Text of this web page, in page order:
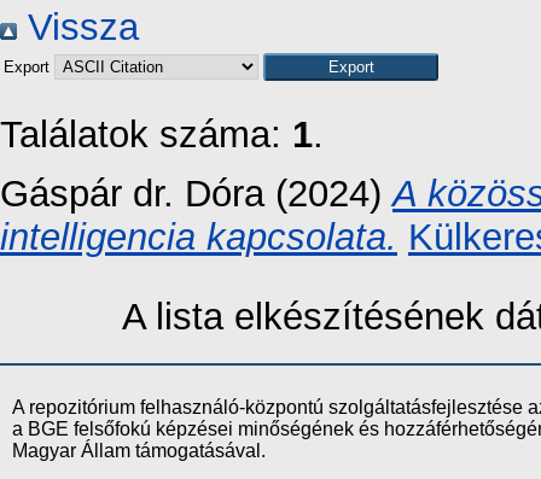
Vissza
Export
Találatok száma: 1.
Gáspár dr. Dóra (2024)A
intelligencia kapcsolata.
A lista elkészítésének
A repozitórium felhasználó-központú szolgáltatásfejlesztése
a BGE felsőfokú képzései minőségének és
Magyar Állam támogatásával.